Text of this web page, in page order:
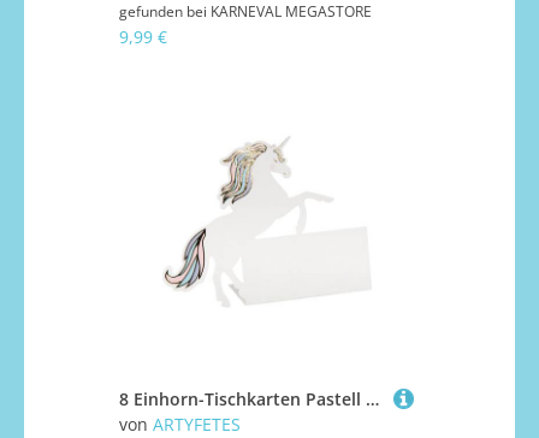
gefunden bei KARNEVAL MEGASTORE
9,99 €
8 Einhorn-Tischkarten Pastell + Gold für Geburtstagstisch
von ARTYFETES